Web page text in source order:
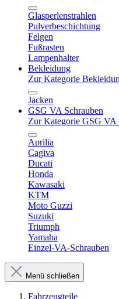
Glasperlenstrahlen
Pulverbeschichtung
Felgen
Fußrasten
Lampenhalter
Bekleidung
Zur Kategorie
Jacken
GSG VA Schrauben
Zur Kategorie GSG VA
Aprilia
Cagiva
Ducati
Honda
Kawasaki
KTM
Moto Guzzi
Suzuki
Triumph
Yamaha
Einzel-VA-Schrauben
Menü schließen
Fahrzeugteile